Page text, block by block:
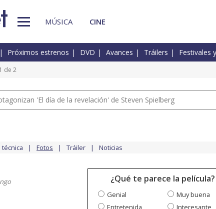
MÚSICA CINE
Próximos estrenos DVD Avances Tráilers Festivales
de 2
'El día de la revelación' de Steven Spielberg
técnica Fotos Tráiler Noticias
¿Qué te parece la película?
Genial
Muy buena
Entretenida
Interesante